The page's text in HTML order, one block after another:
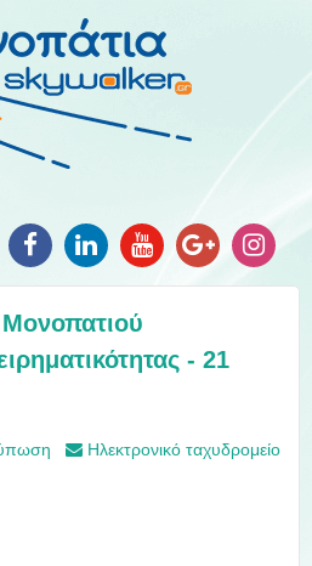
Καινοτομίας
Τοπικής Ανάπτυξης
- 21
Ηλεκτρονικό ταχυδρομείο